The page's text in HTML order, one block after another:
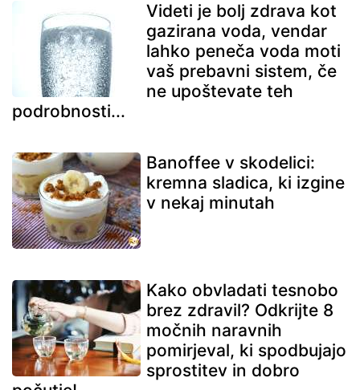
Videti je bolj zdrava kot
gazirana voda, vendar
lahko peneča voda moti
vaš prebavni sistem, če
ne upoštevate teh
podrobnosti...
Banoffee v skodelici:
kremna sladica, ki izgine
v nekaj minutah
Kako obvladati tesnobo
brez zdravil? Odkrijte 8
močnih naravnih
pomirjeval, ki spodbujajo
sprostitev in dobro